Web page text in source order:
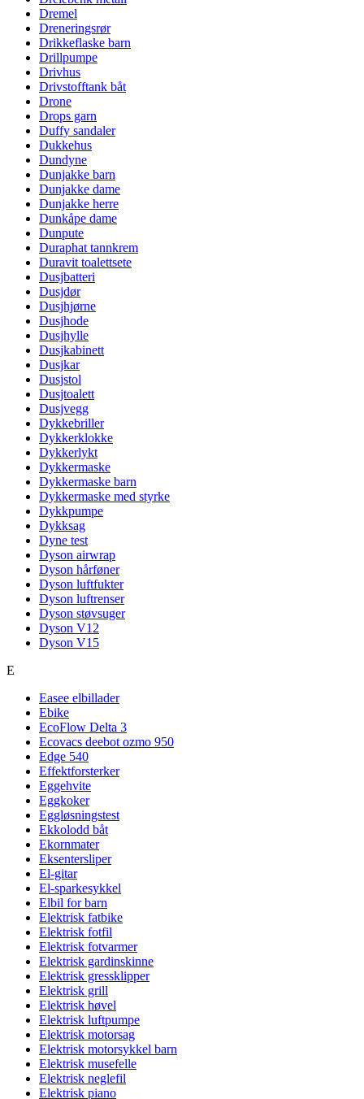
Dremel
Dreneringsrør
Drikkeflaske barn
Drillpumpe
Drivhus
Drivstofftank båt
Drone
Drops garn
Duffy sandaler
Dukkehus
Dundyne
Dunjakke barn
Dunjakke dame
Dunjakke herre
Dunkåpe dame
Dunpute
Duraphat tannkrem
Duravit toalettsete
Dusjbatteri
Dusjdør
Dusjhjørne
Dusjhode
Dusjhylle
Dusjkabinett
Dusjkar
Dusjstol
Dusjtoalett
Dusjvegg
Dykkebriller
Dykkerklokke
Dykkerlykt
Dykkermaske
Dykkermaske barn
Dykkermaske med styrke
Dykkpumpe
Dykksag
Dyne test
Dyson airwrap
Dyson hårføner
Dyson luftfukter
Dyson luftrenser
Dyson støvsuger
Dyson V12
Dyson V15
E
Easee elbillader
Ebike
EcoFlow Delta 3
Ecovacs deebot ozmo 950
Edge 540
Effektforsterker
Eggehvite
Eggkoker
Eggløsningstest
Ekkolodd båt
Ekornmater
Eksentersliper
El-gitar
El-sparkesykkel
Elbil for barn
Elektrisk fatbike
Elektrisk fotfil
Elektrisk fotvarmer
Elektrisk gardinskinne
Elektrisk gressklipper
Elektrisk grill
Elektrisk høvel
Elektrisk luftpumpe
Elektrisk motorsag
Elektrisk motorsykkel barn
Elektrisk musefelle
Elektrisk neglefil
Elektrisk piano